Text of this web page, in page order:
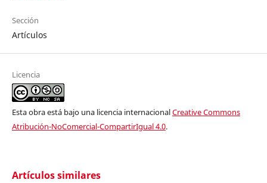
Sección
Artículos
Licencia
Esta obra está bajo una licencia internacionalCreative Commons
Atribución-NoComercial-CompartirIgual 4.0.
Artículos similares